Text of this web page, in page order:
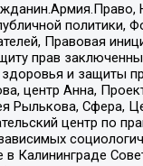
Правовая
прав
и защиты
центр Анна,
Рылькова, Сфера,
центр по
в Калининграде